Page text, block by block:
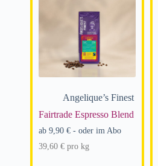
Angelique’s Finest
Fairtrade Espresso Blend
ab 9,90 € - oder im Abo
39,60 € pro kg